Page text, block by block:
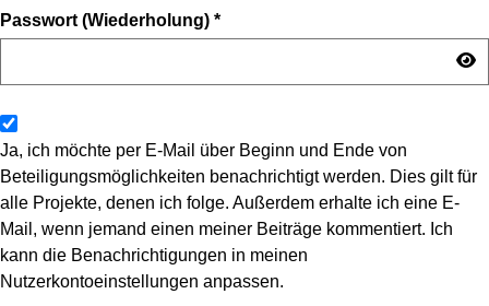
Passwort (Wiederholung) *
Ja, ich möchte per E-Mail über Beginn und Ende von
Beteiligungsmöglichkeiten benachrichtigt werden. Dies gilt für
alle Projekte, denen ich folge. Außerdem erhalte ich eine E-
Mail, wenn jemand einen meiner Beiträge kommentiert. Ich
kann die Benachrichtigungen in meinen
Nutzerkontoeinstellungen anpassen.